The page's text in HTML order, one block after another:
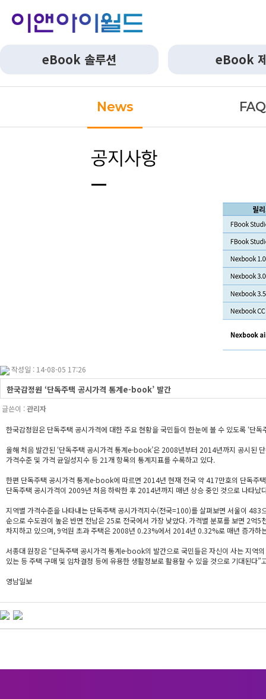
eBook 솔루션 eBook
News FAQ
작성일 : 14-08-05 17:26
한국감정원 ‘단독주택 공시가격 통계e-book’ 발간
글쓴이 :관리자
한국감정원은 단독주택 공시가격에 대한 주요 현황을 국민들이 한눈에 볼 수 있도록 ‘단
올해 처음 발간된 ‘단독주택 공시가격 통계e-book’은 2008년부터 2014년까지 공시된
가격수준 및 가격 균일성지수 등 21개 항목의 통계지표를 수록하고 있다.
한편 단독주택 공시가격 통계e-book에 따르면 2014년 현재 전국 약 417만호의 단독주
단독주택 공시가격이 2009년 처음 하락한 후 2014년까지 매년 상승 중인 것으로 나타났
지역별 가격수준을 나타내는 단독주택 공시가격지수(전국=100)를 살펴보면 서울이 483
순으로 수도권이 높은 반면 전남은 25로 전국에서 가장 낮았다. 가격별 분포를 보면 2억
차지하고 있으며, 9억원 초과 주택은 2008년 0.23%에서 2014년 0.32%로 매년 증가하
서종대 원장은 “단독주택 공시가격 통계e-book의 발간으로 국민들은 자신이 사는 지역
있는 등 주택 구매 및 임차결정 등에 유용한 생활정보로 활용할 수 있을 것으로 기대된다”
영남일보